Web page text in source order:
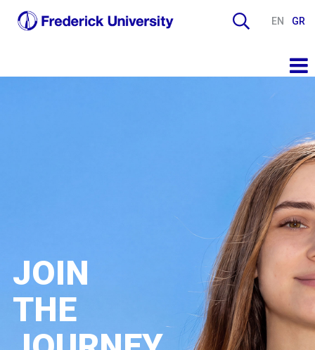
EN GR
JOIN
THE